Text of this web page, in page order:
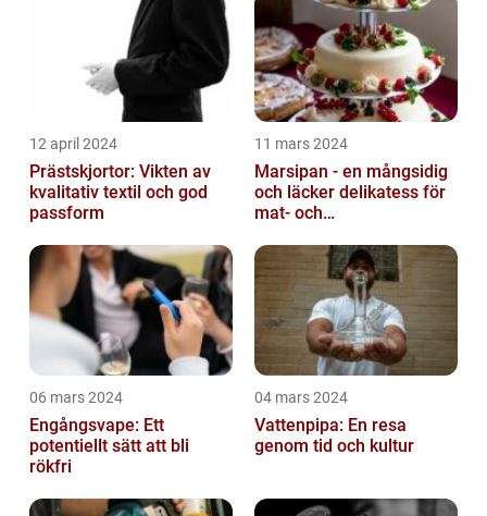
12 april 2024
Prästskjortor: Vikten av
kvalitativ textil och god
passform
11 mars 2024
Marsipan - en mångsidig
och läcker delikatess för
mat- och
06 mars 2024
Engångsvape: Ett
potentiellt sätt att bli
rökfri
04 mars 2024
Vattenpipa: En resa
genom tid och kultur